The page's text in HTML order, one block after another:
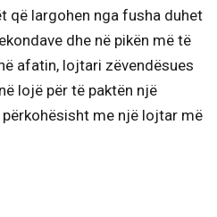
që largohen nga fusha duhet
dhe në pikën më të
afatin, lojtari zëvendësues
lojë për të paktën një
përkohësisht me një lojtar më